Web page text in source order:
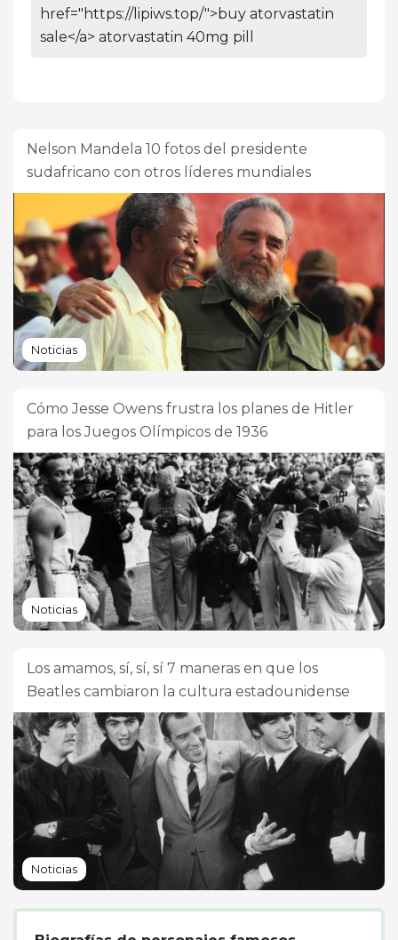
href="https://lipiws.top/">buy atorvastatin
sale</a> atorvastatin 40mg pill
Nelson Mandela 10 fotos del presidente
sudafricano con otros líderes mundiales
Noticias
Cómo Jesse Owens frustra los planes de Hitler
para los Juegos Olímpicos de 1936
Noticias
Los amamos, sí, sí, sí 7 maneras en que los
Beatles cambiaron la cultura estadounidense
Noticias